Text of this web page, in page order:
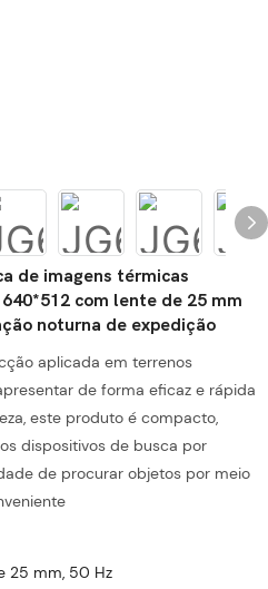
de imagens térmicas
com lente de 25 mm
noturna de expedição
aplicada em terrenos
de forma eficaz e rápida
este produto é compacto,
dispositivos de busca por
de procurar objetos por meio
25 mm, 50 Hz